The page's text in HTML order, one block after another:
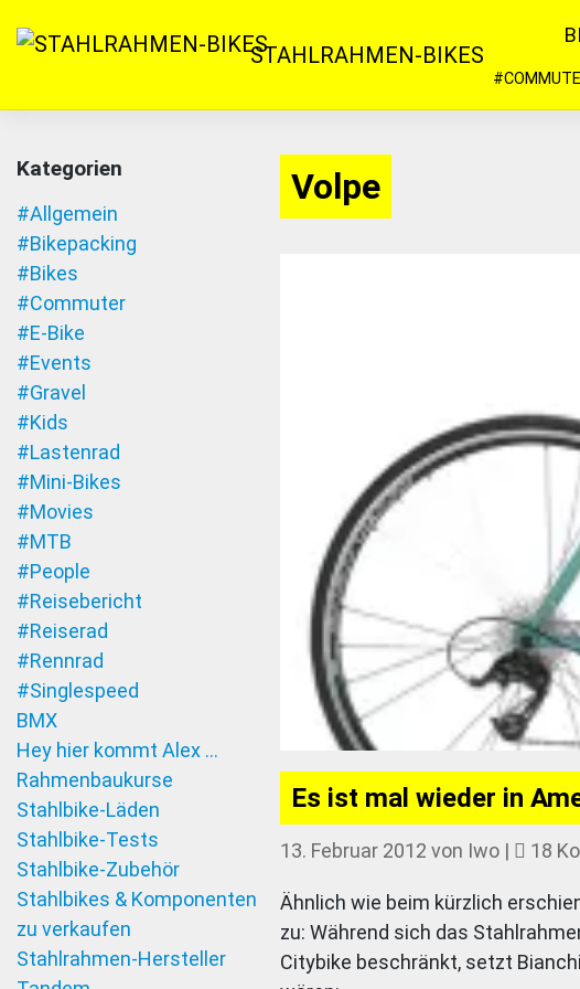
Inhalt
STAHLRAHMEN-BIKES
Kategorien
#Allgemein
#Bikepacking
#Bikes
#Commuter
#E-Bike
#Events
#Gravel
#Kids
#Lastenrad
#Mini-Bikes
#Movies
#MTB
#People
#Reisebericht
#Reiserad
#Rennrad
#Singlespeed
BMX
Hey hier kommt Alex …
Rahmenbaukurse
Stahlbike-Läden
Stahlbike-Tests
Stahlbike-Zubehör
Stahlbikes & Komponenten
zu verkaufen
Stahlrahmen-Hersteller
Volpe
Es ist mal wieder in
13. Februar 2012 von Iwo | 18
Ähnlich wie beim kürzlich
zu: Während sich das
Citybike beschränkt, setzt